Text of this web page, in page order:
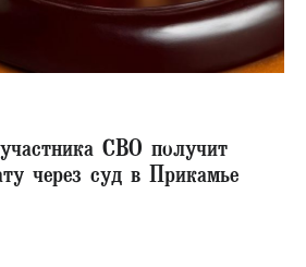
СВО получит
через суд в Прикамье